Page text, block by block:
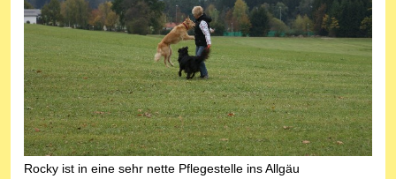
Rocky ist in eine sehr nette Pflegestelle ins Allgäu